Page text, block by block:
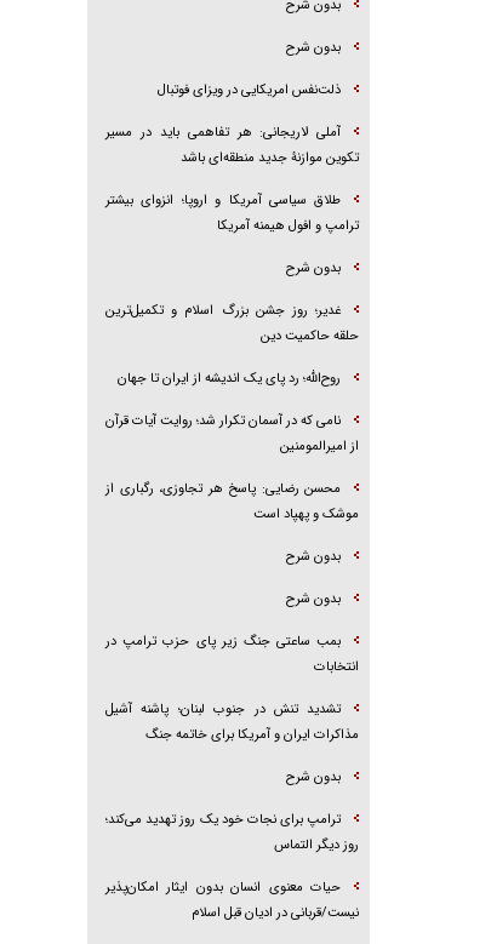
بدون شرح
بدون شرح
ذلت‌نفس امریکایی در ویزای فوتبال
آملی لاریجانی: هر تفاهمی باید در مسیر
تکوین موازنۀ جدید منطقه‌ای باشد
طلاق سیاسی آمریکا و اروپا؛ انزوای بیشتر
ترامپ و افول هیمنه آمریکا
بدون شرح
غدیر؛ روز جشن بزرگ اسلام و تکمیل‌ترین
حلقه حاکمیت دین
روح‌الله؛ رد پای یک اندیشه از ایران تا جهان
نامی که در آسمان تکرار شد؛ روایت آیات قرآن
از امیرالمومنین
محسن رضایی: پاسخ هر تجاوزی، رگباری از
موشک و پهپاد است
بدون شرح
بدون شرح
بمب ساعتی جنگ زیر پای حزب ترام‍پ در
انتخابات
تشدید تنش در جنوب لبنان؛ پاشنه آشیل
مذاکرات ایران و آمریکا برای خاتمه جنگ
بدون شرح
ترامپ برای نجات خود یک روز تهدید می‌کند؛
روز دیگر التماس
حیات معنوی انسان بدون ایثار امکان‌پذیر
نیست/قربانی در ادیان قبل اسلام